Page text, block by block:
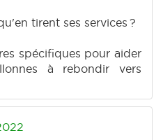
tirent ses services ?
spécifiques pour aider
à rebondir vers